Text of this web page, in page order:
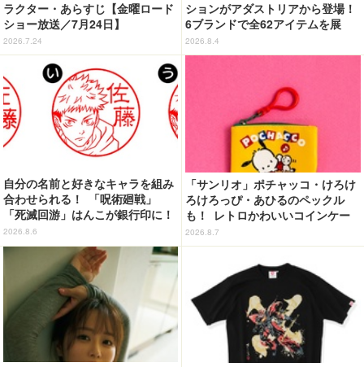
ラクター・あらすじ【金曜ロード
ショー放送／7月24日】
2026.7.24
ションがアダストリアから登場！
6ブランドで全62アイテムを展
開 店舗で購入するとオリジナル
マグネットをプレゼント☆
2026.8.4
自分の名前と好きなキャラを組み
合わせられる！ 「呪術廻戦」
「死滅回游」はんこが銀行印に！
虎杖悠仁、乙骨憂太ら16キャラ追
加で全104種
2026.8.6
「サンリオ」ポチャッコ・けろけ
ろけろっぴ・あひるのペックル
も！ レトロかわいいコインケー
ス第2弾がカプセルトイに登場♪
2026.8.7